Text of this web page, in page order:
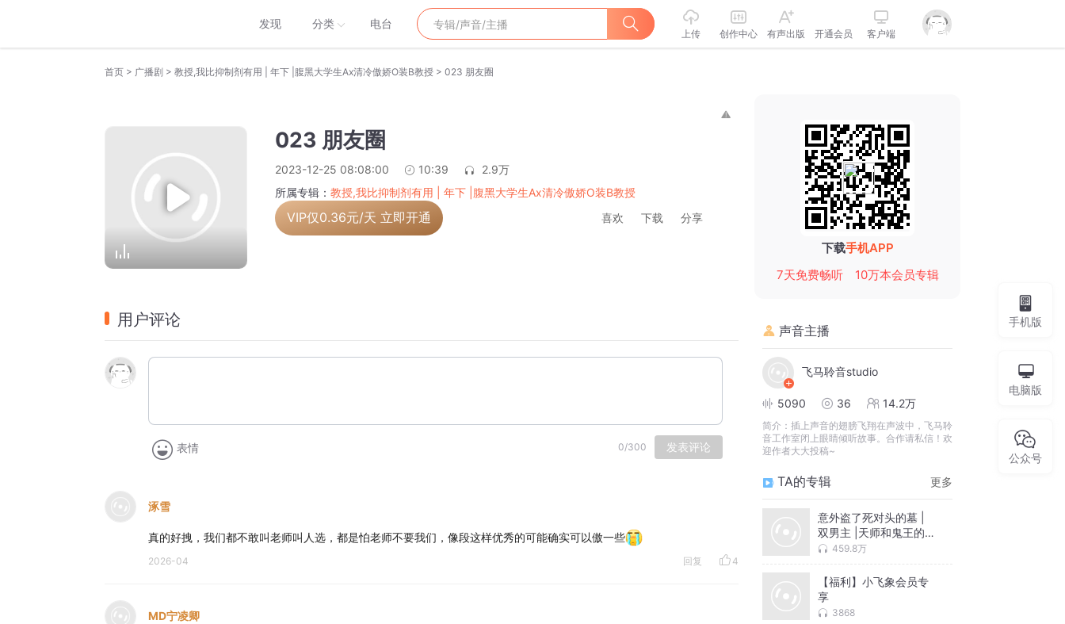
发现 分类 电台
上传 创作中心 有声出版 开通会员 客户端
首页 > 广播剧 > 教授,我比抑制剂有用 | 年下 |腹黑大学生Ax清冷傲娇O装B教授 > 023 朋友圈
023 朋友圈
2023-12-25 08:08:00 10:39
2.9万
所属专辑： 教授,我比抑制剂有用 | 年下 |腹黑大学生Ax清冷傲娇O装B教授
VIP仅0.36元/天 立即开通 喜欢 下载 分享
用户评论
表情 0/300 发表评论
涿雪
真的好拽，我们都不敢叫老师叫人选，都是怕老师不要我们，像段这样优秀的可能确实可以傲一些
2026-04 回复 4
MD宁凌卿
下载手机APP
7天免费畅听
10万本会员专辑
声音主播
飞马聆音studio
5090 36 14.2万
简介： 插上声音的翅膀飞翔在声波中，飞马聆
音工作室闭上眼睛倾听故事。合作请私信！欢
迎作者大大投稿~
TA的专辑 更多
意外盗了死对头的墓 |
双男主 |天师和鬼王的甜
美故事
459.8万
【福利】小飞象会员专
享
3868
手机版
电脑版
公众号